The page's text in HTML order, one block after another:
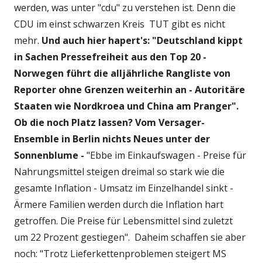
werden, was unter "cdu" zu verstehen ist. Denn die
CDU im einst schwarzen Kreis TUT gibt es nicht
mehr. Und auch hier hapert's: "Deutschland kippt
in Sachen Pressefreiheit aus den Top 20 -
Norwegen führt die alljährliche Rangliste von
Reporter ohne Grenzen weiterhin an - Autoritäre
Staaten wie Nordkroea und China am Pranger".
Ob die noch Platz lassen? Vom Versager-
Ensemble in Berlin nichts Neues unter der
Sonnenblume - "Ebbe im Einkaufswagen - Preise für
Nahrungsmittel steigen dreimal so stark wie die
gesamte Inflation - Umsatz im Einzelhandel sinkt -
Ärmere Familien werden durch die Inflation hart
getroffen. Die Preise für Lebensmittel sind zuletzt
um 22 Prozent gestiegen". Daheim schaffen sie aber
noch: "Trotz Lieferkettenproblemen steigert MS